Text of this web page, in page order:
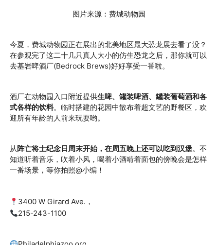
图片来源：费城动物园
今夏，费城动物园正在展出的北美地区最大恐龙展去看了没？
在参观完了这二十几只真人大小的仿生恐龙之后，那你就可以
去基岩啤酒厂(Bedrock Brews)好好享受一番啦。
酒厂在动物园入口附近提供生啤、罐装啤酒、罐装葡萄酒和各
式各样的饮料。临时搭建的花园中散布着超文艺的野餐区，欢
迎所有年龄的人前来玩耍哟。
从阵亡将士纪念日周末开始，在周五晚上还可以吃到汉堡。不
知道听着音乐，吹着小风，喝着小酒啃着面包的傍晚会是怎样
一番场景，等你拍照@小编！
3400 W Girard Ave.，
215-243-1100